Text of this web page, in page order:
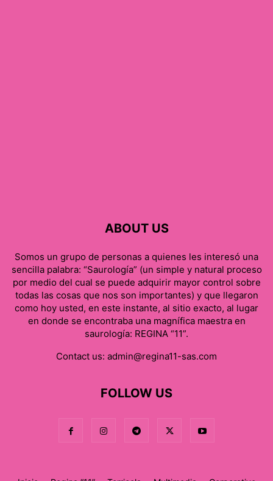
ABOUT US
Somos un grupo de personas a quienes les interesó una
sencilla palabra: “Saurología” (un simple y natural proceso
por medio del cual se puede adquirir mayor control sobre
todas las cosas que nos son importantes) y que llegaron
como hoy usted, en este instante, al sitio exacto, al lugar
en donde se encontraba una magnífica maestra en
saurología: REGINA “11”.
Contact us: admin@regina11-sas.com
FOLLOW US